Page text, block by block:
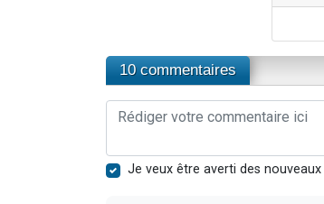
10 commentaires
Je veux être averti des